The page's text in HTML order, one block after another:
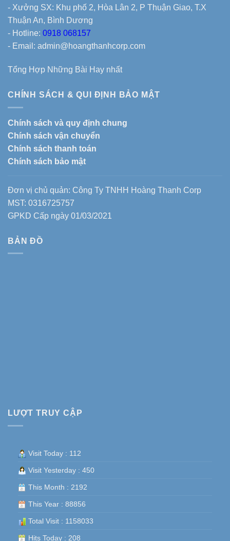
- Xưởng SX: Khu phố 2, Hòa Lân 2, P Thuận Giao, T.X
Thuận An, Bình Dương
- Hotline: 0918 068157
- Email: admin@hoangthanhcorp.com
Tổng Hợp Những Bài Hay nhất
CHÍNH SÁCH & QUI ĐỊNH BẢO MẬT
Chính sách và quy định chung
Chính sách vận chuyển
Chính sách thanh toán
Chính sách bảo mật
Đơn vị chủ quản: Công Ty TNHH Hoàng Thanh Corp
MST: 0316725757
GPKD Cấp ngày 01/03/2021
BẢN ĐỒ
LƯỢT TRUY CẬP
Visit Today : 112
Visit Yesterday : 450
This Month : 2192
This Year : 88856
Total Visit : 1158033
Hits Today : 208